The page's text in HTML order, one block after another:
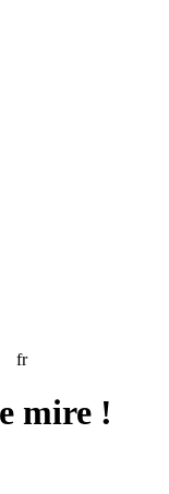
fr
mire !